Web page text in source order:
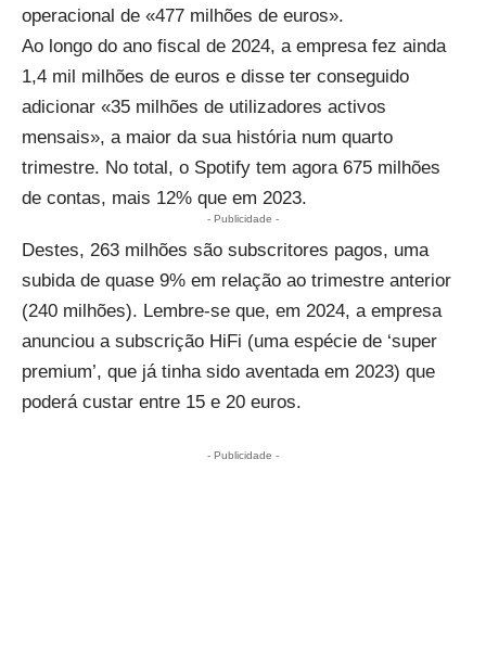
operacional de «477 milhões de euros».
Ao longo do ano fiscal de 2024, a empresa fez ainda
1,4 mil milhões de euros e disse ter conseguido
adicionar «35 milhões de utilizadores activos
mensais», a maior da sua história num quarto
trimestre. No total, o Spotify tem agora 675 milhões
de contas, mais 12% que em 2023.
- Publicidade -
Destes, 263 milhões são subscritores pagos, uma
subida de quase 9% em relação ao trimestre anterior
(240 milhões). Lembre-se que, em 2024, a empresa
anunciou a subscrição HiFi (uma espécie de ‘super
premium’, que já tinha sido aventada em 2023) que
poderá custar entre 15 e 20 euros.
- Publicidade -